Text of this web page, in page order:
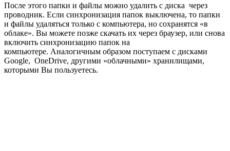
После этого папки и файлы можно удалить с диска через
проводник. Если синхронизация папок выключена, то папки
и файлы удаляться только с компьютера, но сохранятся «в
облаке». Вы можете позже скачать их через браузер, или снова
включить синхронизацию папок на
компьютере. Аналогичным образом поступаем с дисками
Google, OneDrive, другими «облачными» хранилищами,
которыми Вы пользуетесь.